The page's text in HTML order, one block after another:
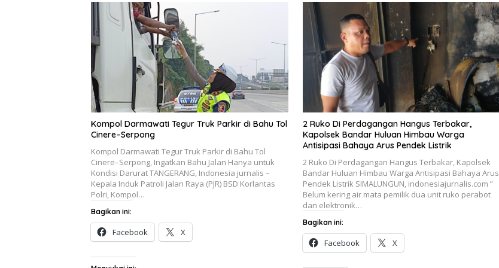
Kompol Darmawati Tegur Truk Parkir di Bahu Tol
Cinere–Serpong
Kompol Darmawati Tegur Truk Parkir di Bahu Tol
Cinere–Serpong, Ingatkan Bahu Jalan Hanya untuk
Kondisi Darurat TANGERANG, Indonesia jurnalis –
Kepala Induk Patroli Jalan Raya (PJR) BSD Korlantas
Polri, Kompol…
Bagikan ini:
Facebook X
2 Ruko Di Perdagangan Hangus Terbakar,
Kapolsek Bandar Huluan Himbau Warga
Antisipasi Bahaya Arus Pendek Listrik
2 Ruko Di Perdagangan Hangus Terbakar, Kapolsek
Bandar Huluan Himbau Warga Antisipasi Bahaya Arus
Pendek Listrik SIMALUNGUN, indonesiajurnalis.com ”
Belum kering air mata pemilik dua unit ruko perabot
dan elektronik…
Bagikan ini:
Facebook X